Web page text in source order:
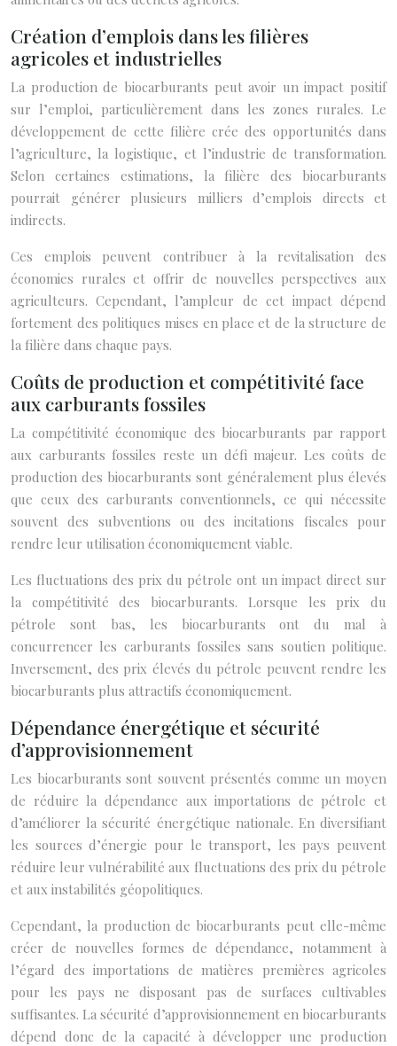
Création d’emplois dans les filières
agricoles et industrielles
La production de biocarburants peut avoir un impact positif
sur l’emploi, particulièrement dans les zones rurales. Le
développement de cette filière crée des opportunités dans
l’agriculture, la logistique, et l’industrie de transformation.
Selon certaines estimations, la filière des biocarburants
pourrait générer plusieurs milliers d’emplois directs et
indirects.
Ces emplois peuvent contribuer à la revitalisation des
économies rurales et offrir de nouvelles perspectives aux
agriculteurs. Cependant, l’ampleur de cet impact dépend
fortement des politiques mises en place et de la structure de
la filière dans chaque pays.
Coûts de production et compétitivité face
aux carburants fossiles
La compétitivité économique des biocarburants par rapport
aux carburants fossiles reste un défi majeur. Les coûts de
production des biocarburants sont généralement plus élevés
que ceux des carburants conventionnels, ce qui nécessite
souvent des subventions ou des incitations fiscales pour
rendre leur utilisation économiquement viable.
Les fluctuations des prix du pétrole ont un impact direct sur
la compétitivité des biocarburants. Lorsque les prix du
pétrole sont bas, les biocarburants ont du mal à
concurrencer les carburants fossiles sans soutien politique.
Inversement, des prix élevés du pétrole peuvent rendre les
biocarburants plus attractifs économiquement.
Dépendance énergétique et sécurité
d’approvisionnement
Les biocarburants sont souvent présentés comme un moyen
de réduire la dépendance aux importations de pétrole et
d’améliorer la sécurité énergétique nationale. En diversifiant
les sources d’énergie pour le transport, les pays peuvent
réduire leur vulnérabilité aux fluctuations des prix du pétrole
et aux instabilités géopolitiques.
Cependant, la production de biocarburants peut elle-même
créer de nouvelles formes de dépendance, notamment à
l’égard des importations de matières premières agricoles
pour les pays ne disposant pas de surfaces cultivables
suffisantes. La sécurité d’approvisionnement en biocarburants
dépend donc de la capacité à développer une production